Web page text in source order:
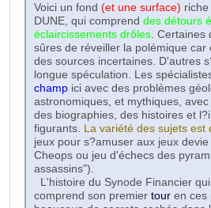
Voici un fond (et une surface)
DUNE, qui comprend des détours
éclaircissements drôles .
sûres de réveiller la polémique car
des sources incertaines. D'autres
longue spéculation. Les
champ ici avec des problèmes
astronomiques, et mythiques, avec
des biographies, des histoires et
figurants. La variété des sujets est
jeux pour s?amuser aux jeux
Cheops ou jeu d'échecs des
assassins").
L'histoire du Synode Financier
comprend son premier tour en ces